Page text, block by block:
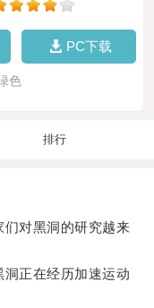
PC下载
色
排行
对黑洞的研究越来
正在经历加速运动